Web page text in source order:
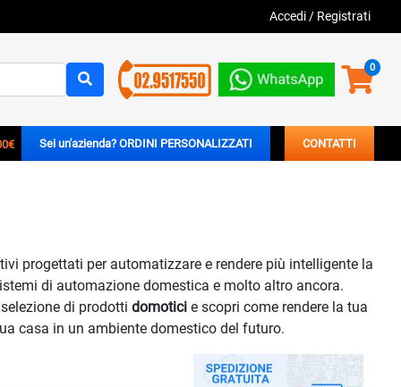
Accedi / Registrati
0
Sei un'azienda? ORDINI PERSONALIZZATI CONTATTI
progettati per automatizzare e rendere più intelligente la
di automazione domestica e molto altro ancora.
di prodotti domotici e scopri come rendere la tua
casa in un ambiente domestico del futuro.